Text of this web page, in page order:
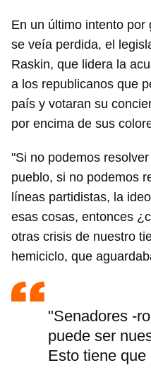
En un último intento
se veía perdida, el
Raskin, que lidera la
a los republicanos que
país y votaran su
por encima de sus
"Si no podemos
pueblo, si no podemos
líneas partidistas, la
esas cosas, entonces
otras crisis de nuestro
hemiciclo, que
"Senadores -
puede ser
Esto tiene que